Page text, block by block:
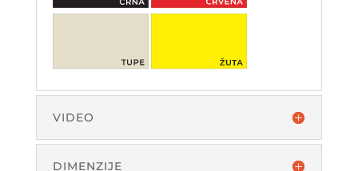
VIDEO
DIMENZIJE